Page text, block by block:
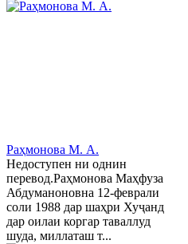
Раҳмонова М. А.
Недоступен ни однин
перевод.Раҳмонова Маҳфуза
Абдуманоновна 12-феврали
соли 1988 дар шаҳри Хуҷанд
дар оилаи коргар таваллуд
шуда, миллаташ т...